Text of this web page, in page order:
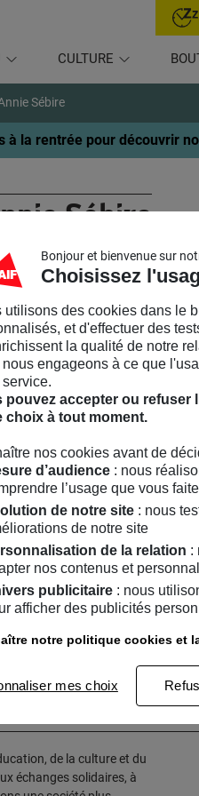
CULTURE
Sébire
à la rentrée pour découvrir
Sébire
D’EPS
Sébire est agrégée d’EPS.
départementale en
a contribué à l’élaboration
corporelles artistiques
de la danse au
de « Pratiques corporelles
2013 et » 7 minutes par jour
clef du bien-être
D'IDÉES
de la culture et du
échanges solidaires, à
Bonjour et bienvenue sur
Choisissez
utilisons des cookies dans le
et d'effectuer des
la qualité de notre
nous engageons à ce que
pouvez accepter ou refuser
choix à tout moment.
nos cookies avant de
d’audience : nous
l’usage que vous
de notre site : nous
de notre site
de la relation :
nos contenus et
publicitaire : nous
afficher des publicités
notre politique cookies et
mes choix